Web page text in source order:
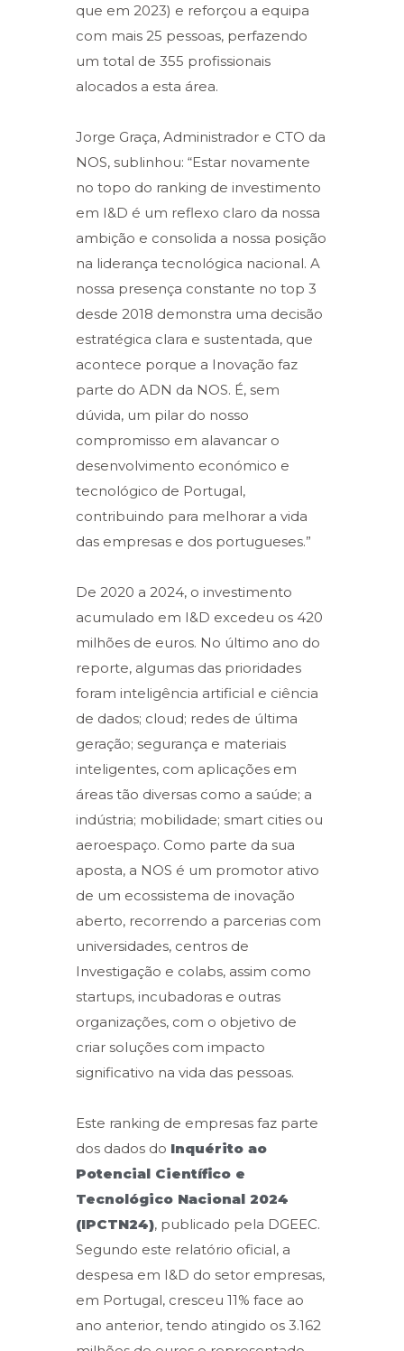
que em 2023) e reforçou a equipa
com mais 25 pessoas, perfazendo
um total de 355 profissionais
alocados a esta área.
Jorge Graça, Administrador e CTO da
NOS, sublinhou: “Estar novamente
no topo do ranking de investimento
em I&D é um reflexo claro da nossa
ambição e consolida a nossa posição
na liderança tecnológica nacional. A
nossa presença constante no top 3
desde 2018 demonstra uma decisão
estratégica clara e sustentada, que
acontece porque a Inovação faz
parte do ADN da NOS. É, sem
dúvida, um pilar do nosso
compromisso em alavancar o
desenvolvimento económico e
tecnológico de Portugal,
contribuindo para melhorar a vida
das empresas e dos portugueses.”
De 2020 a 2024, o investimento
acumulado em I&D excedeu os 420
milhões de euros. No último ano do
reporte, algumas das prioridades
foram inteligência artificial e ciência
de dados; cloud; redes de última
geração; segurança e materiais
inteligentes, com aplicações em
áreas tão diversas como a saúde; a
indústria; mobilidade; smart cities ou
aeroespaço. Como parte da sua
aposta, a NOS é um promotor ativo
de um ecossistema de inovação
aberto, recorrendo a parcerias com
universidades, centros de
Investigação e colabs, assim como
startups, incubadoras e outras
organizações, com o objetivo de
criar soluções com impacto
significativo na vida das pessoas.
Este ranking de empresas faz parte
dos dados do Inquérito ao
Potencial Científico e
Tecnológico Nacional 2024
(IPCTN24), publicado pela DGEEC.
Segundo este relatório oficial, a
despesa em I&D do setor empresas,
em Portugal, cresceu 11% face ao
ano anterior, tendo atingido os 3.162